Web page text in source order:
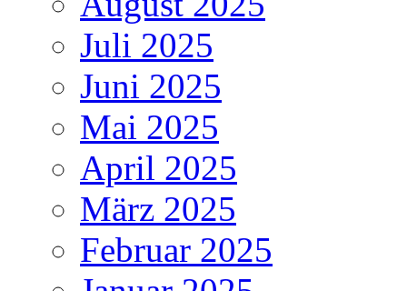
Juli 2025
Juni 2025
Mai 2025
April 2025
März 2025
Februar 2025